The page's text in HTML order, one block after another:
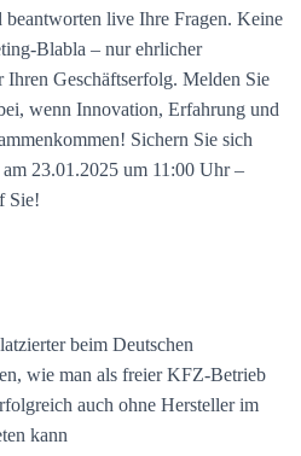
beantworten live Ihre Fragen. Keine
Blabla – nur ehrlicher
Geschäftserfolg. Melden Sie
wenn Innovation, Erfahrung und
Sichern Sie sich
23.01.2025 um 11:00 Uhr –
Sie!
beim Deutschen
wie man als freier KFZ-Betrieb
auch ohne Hersteller im
kann